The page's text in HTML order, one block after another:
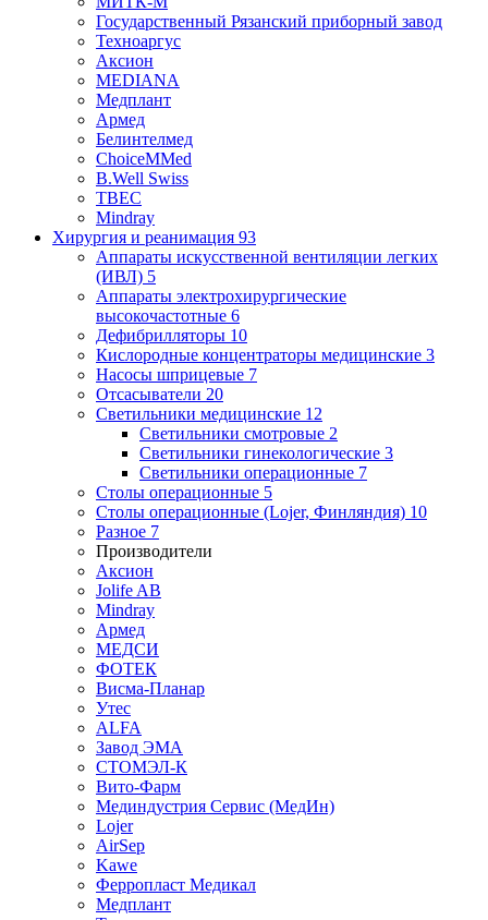
Государственный Рязанский приборный завод
Техноаргус
Аксион
MEDIANA
Медплант
Армед
Белинтелмед
ChoiceMMed
B.Well Swiss
ТВЕС
Mindray
Хирургия и реанимация 93
Аппараты искусственной вентиляции легких
(ИВЛ) 5
Аппараты электрохирургические
высокочастотные 6
Дефибрилляторы 10
Кислородные концентраторы медицинские 3
Насосы шприцевые 7
Отсасыватели 20
Светильники медицинские 12
Светильники смотровые 2
Светильники гинекологические 3
Светильники операционные 7
Столы операционные 5
Столы операционные (Lojer, Финляндия) 10
Разное 7
Производители
Аксион
Jolife AB
Mindray
Армед
МЕДСИ
ФОТЕК
Висма-Планар
Утес
ALFA
Завод ЭМА
СТОМЭЛ-К
Вито-Фарм
Мединдустрия Сервис (МедИн)
Lojer
AirSep
Kawe
Ферропласт Медикал
Медплант